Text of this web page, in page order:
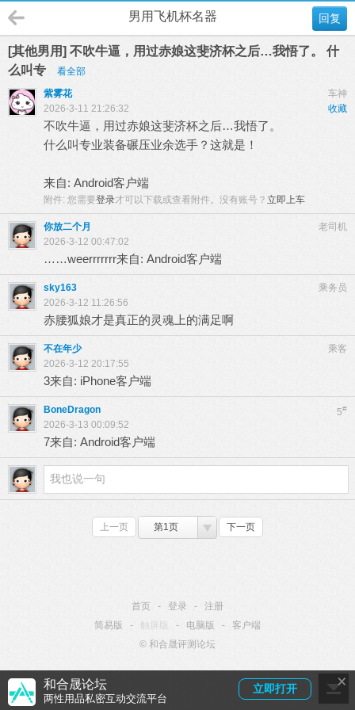
和合晟论坛
两性用品私密互动交流平台
立即打开 ×
回复
男用飞机杯名器
[其他男用] 不吹牛逼，用过赤娘这斐济杯之后…我悟了。 什
么叫专
看全部
车神
紫雾花
收藏
2026-3-11 21:26:32
不吹牛逼，用过赤娘这斐济杯之后…我悟了。
什么叫专业装备碾压业余选手？这就是！
来自: Android客户端
附件: 您需要登录才可以下载或查看附件。没有账号？ 立即上车
老司机
你放二个月
2026-3-12 00:47:02
……weerrrrrrr来自: Android客户端
乘务员
sky163
2026-3-12 11:26:56
赤腰狐娘才是真正的灵魂上的满足啊
乘客
不在年少
2026-3-12 20:17:55
3来自: iPhone客户端
5#
BoneDragon
2026-3-13 00:09:52
7来自: Android客户端
上一页 第1页 下一页
首页 - 登录 -
注册
简易版
- 触屏版 - 电脑版 -
客户端
© 和合晟评测论坛